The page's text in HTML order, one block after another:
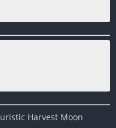
Harvest Moon